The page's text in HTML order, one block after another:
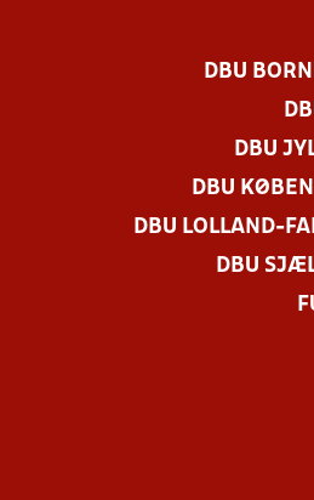
DBU
DBU
DBU
DBU LOLLAND-
DBU